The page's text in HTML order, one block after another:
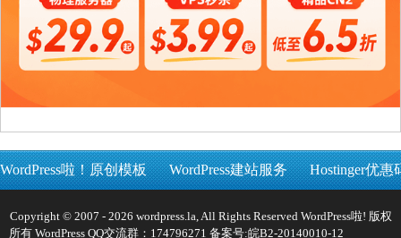
WordPress啦！原创模板 WordPress建站服务 Hostinger优惠
Copyright © 2007 - 2026 wordpress.la, All Rights Reserved WordPress啦! 版权
所有 WordPress QQ交流群：174796271 备案号:皖B2-20140010-12